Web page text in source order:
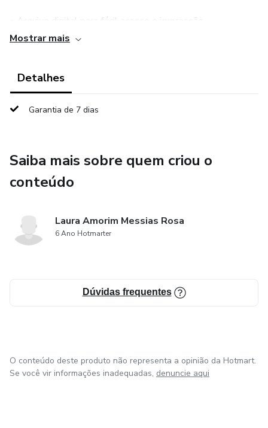
• Arquivo digital para fácil acesso e impressão
Deixe sua criatividade fluir e faça suas cartas se
destacarem com nossos papéis de carta vintage!
Mostrar mais
Detalhes
Garantia de 7 dias
Saiba mais sobre quem criou o
conteúdo
Laura Amorim Messias Rosa
6 Ano Hotmarter
Dúvidas frequentes
O conteúdo deste produto não representa a opinião da Hotmart.
Se você vir informações inadequadas, denuncie aqui